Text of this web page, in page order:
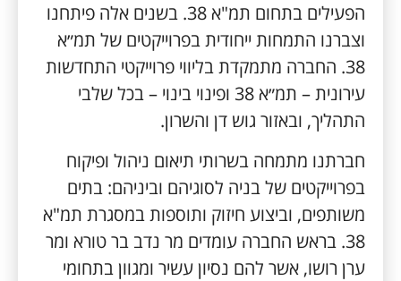
הפעילים בתחום תמ"א 38. בשנים אלה פיתחנו
וצברנו התמחות ייחודית בפרוייקטים של תמ״א
38. החברה מתמקדת בליווי פרוייקטי התחדשות
עירונית – תמ״א 38 ופינוי בינוי – בכל שלבי
התהליך, ובאזור גוש דן והשרון.
חברתנו מתמחה בשרותי תיאום ניהול ופיקוח
בפרוייקטים של בניה לסוגיהם וביניהם: בתים
משותפים, וביצוע חיזוק ותוספות במסגרת תמ"א
38. בראש החברה עומדים מר נדב בר טורא ומר
ערן רושו, אשר להם נסיון עשיר ומגוון בתחומי